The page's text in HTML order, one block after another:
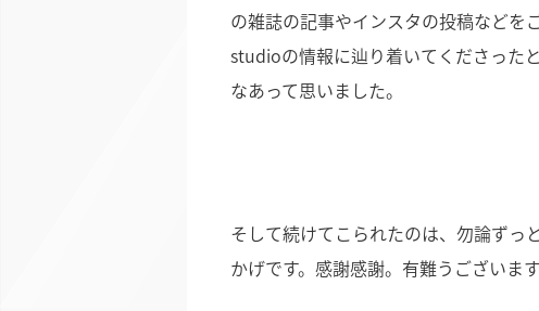
の雑誌の記事やインスタの投稿などを
studioの情報に辿り着いてくださった
なあって思いました。
そして続けてこられたのは、勿論ずっ
かげです。感謝感謝。有難うございます